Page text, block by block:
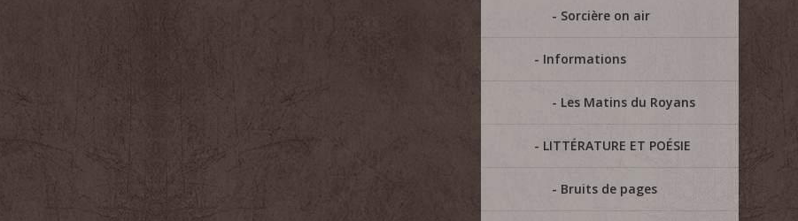
Sorcière on air
Informations
Les Matins du Royans
LITTÉRATURE ET POÉSIE
Bruits de pages